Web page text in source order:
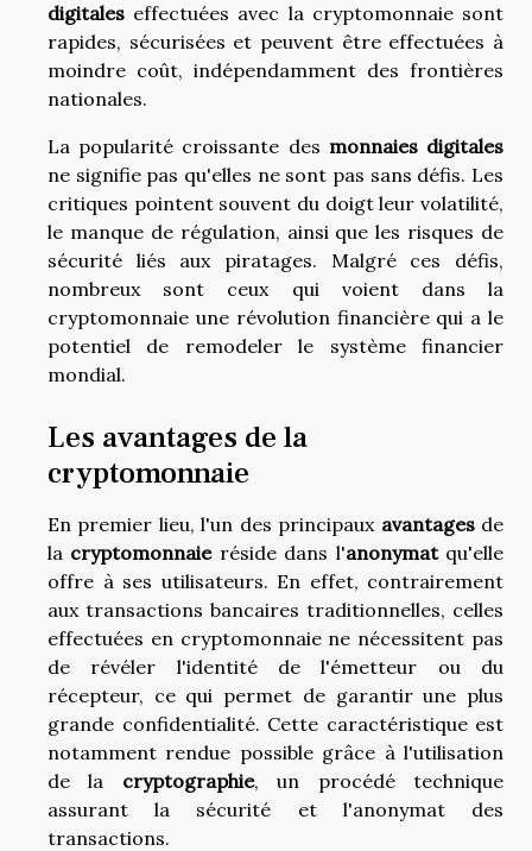
digitales effectuées avec la cryptomonnaie sont
rapides, sécurisées et peuvent être effectuées à
moindre coût, indépendamment des frontières
nationales.
La popularité croissante des monnaies digitales
ne signifie pas qu'elles ne sont pas sans défis. Les
critiques pointent souvent du doigt leur volatilité,
le manque de régulation, ainsi que les risques de
sécurité liés aux piratages. Malgré ces défis,
nombreux sont ceux qui voient dans la
cryptomonnaie une révolution financière qui a le
potentiel de remodeler le système financier
mondial.
Les avantages de la
cryptomonnaie
En premier lieu, l'un des principaux avantagesde
la cryptomonnaieréside dans l'anonymatqu'elle
offre à ses utilisateurs. En effet, contrairement
aux transactions bancaires traditionnelles, celles
effectuées en cryptomonnaie ne nécessitent pas
de révéler l'identité de l'émetteur ou du
récepteur, ce qui permet de garantir une plus
grande confidentialité. Cette caractéristique est
notamment rendue possible grâce à l'utilisation
de la cryptographie, un procédé technique
assurant la sécurité et l'anonymat des
transactions.